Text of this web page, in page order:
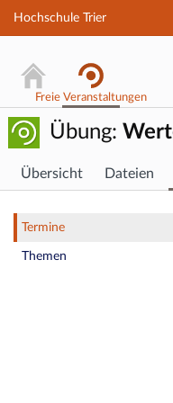
Hochschule Trier
Freie Veranstaltungen
Übung:
Übersicht Dateien
Termine
Themen